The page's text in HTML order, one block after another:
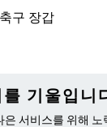
축구 장갑
기울입니
서비스를 위해 노